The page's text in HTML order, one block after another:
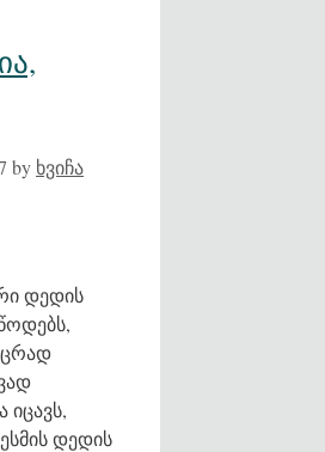
by ხვიჩა
დედის
დედის